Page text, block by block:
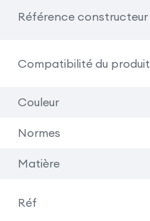
Référence constructeur
Compatibilité du produit
Couleur
Normes
Matière
Réf